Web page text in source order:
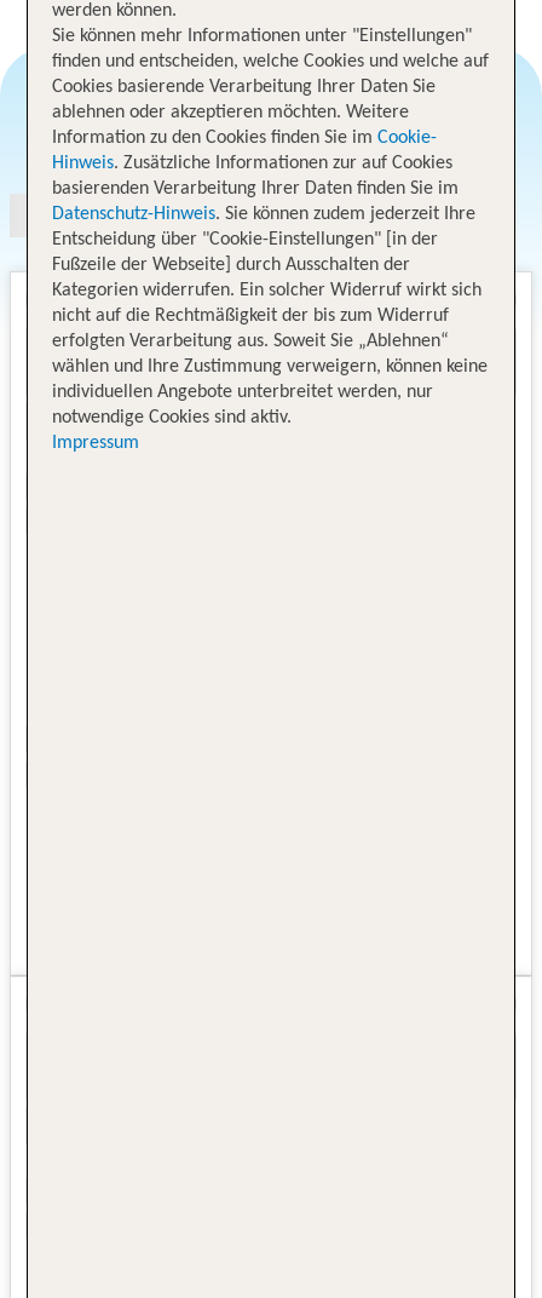
Angebotsauswahl
werden können.
Sie können mehr Informationen unter "Einstellungen"
finden und entscheiden, welche Cookies und welche auf
Cookies basierende Verarbeitung Ihrer Daten Sie
ablehnen oder akzeptieren möchten. Weitere
Information zu den Cookies finden Sie im Cookie-
Hinweis. Zusätzliche Informationen zur auf Cookies
basierenden Verarbeitung Ihrer Daten finden Sie im
Datenschutz-Hinweis. Sie können zudem jederzeit Ihre
Entscheidung über "Cookie-Einstellungen" [in der
Fußzeile der Webseite] durch Ausschalten der
Kategorien widerrufen. Ein solcher Widerruf wirkt sich
nicht auf die Rechtmäßigkeit der bis zum Widerruf
erfolgten Verarbeitung aus. Soweit Sie „Ablehnen“
wählen und Ihre Zustimmung verweigern, können keine
individuellen Angebote unterbreitet werden, nur
notwendige Cookies sind aktiv.
Impressum